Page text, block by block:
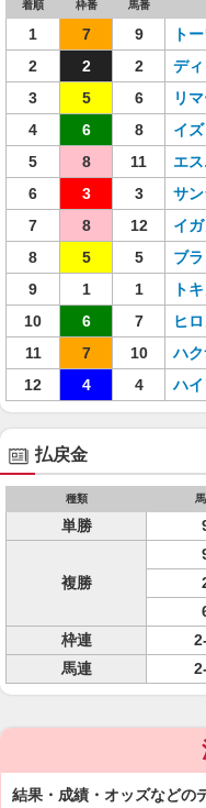
着順 枠番 馬番
1 7 9 ト
2
2 2 デ
3
5 6 リ
4
6 8 イ
5
8 11 エ
6
3 3 サ
7
8 12 イ
8
5 5 ブ
9
1 1 ト
10
6 7 ヒ
11
7 10 ハ
12
4 4 ハ
払戻金
種類
単勝
複勝
枠連
馬連
結果・成績・オッズなどの